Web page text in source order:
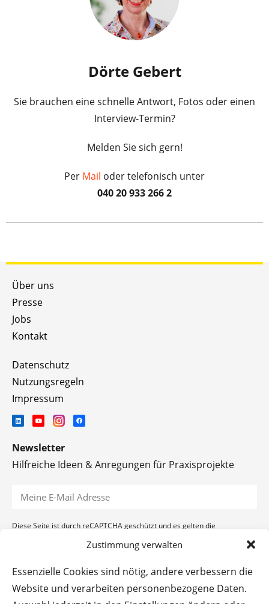
Zustimmung verwalten
Essenzielle Cookies sind nötig, andere verbessern die
Website und verarbeiten personenbezogene Daten.
Dörte Gebert
Sie brauchen eine schnelle Antwort, Fotos oder einen
Interview-Termin?
Melden Sie sich gern!
Per Mail oder telefonisch unter
040 20 933 266 2
Über uns
Presse
Jobs
Kontakt
Datenschutz
Nutzungsregeln
Impressum
Newsletter
Hilfreiche Ideen & Anregungen für Praxisprojekte
Diese Seite ist durch reCAPTCHA geschützt und es gelten die